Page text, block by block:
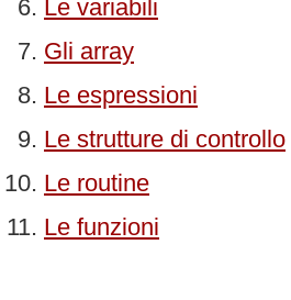
Le variabili
Gli array
Le espressioni
Le strutture di controllo
Le routine
Le funzioni